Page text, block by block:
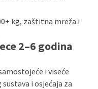
kg, zaštitna mreža i
2–6 godina
i viseće
i osjećaja za